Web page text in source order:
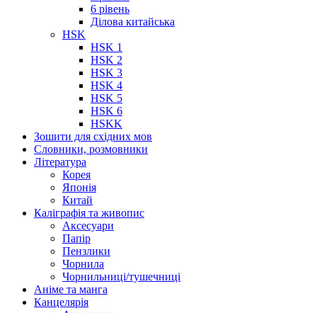
6 рівень
Ділова китайська
HSK
HSK 1
HSK 2
HSK 3
HSK 4
HSK 5
HSK 6
HSKK
Зошити для східних мов
Словники, розмовники
Література
Корея
Японія
Китай
Каліграфія та живопис
Аксесуари
Папір
Пензлики
Чорнила
Чорнильниці/тушечниці
Аніме та манга
Канцелярія